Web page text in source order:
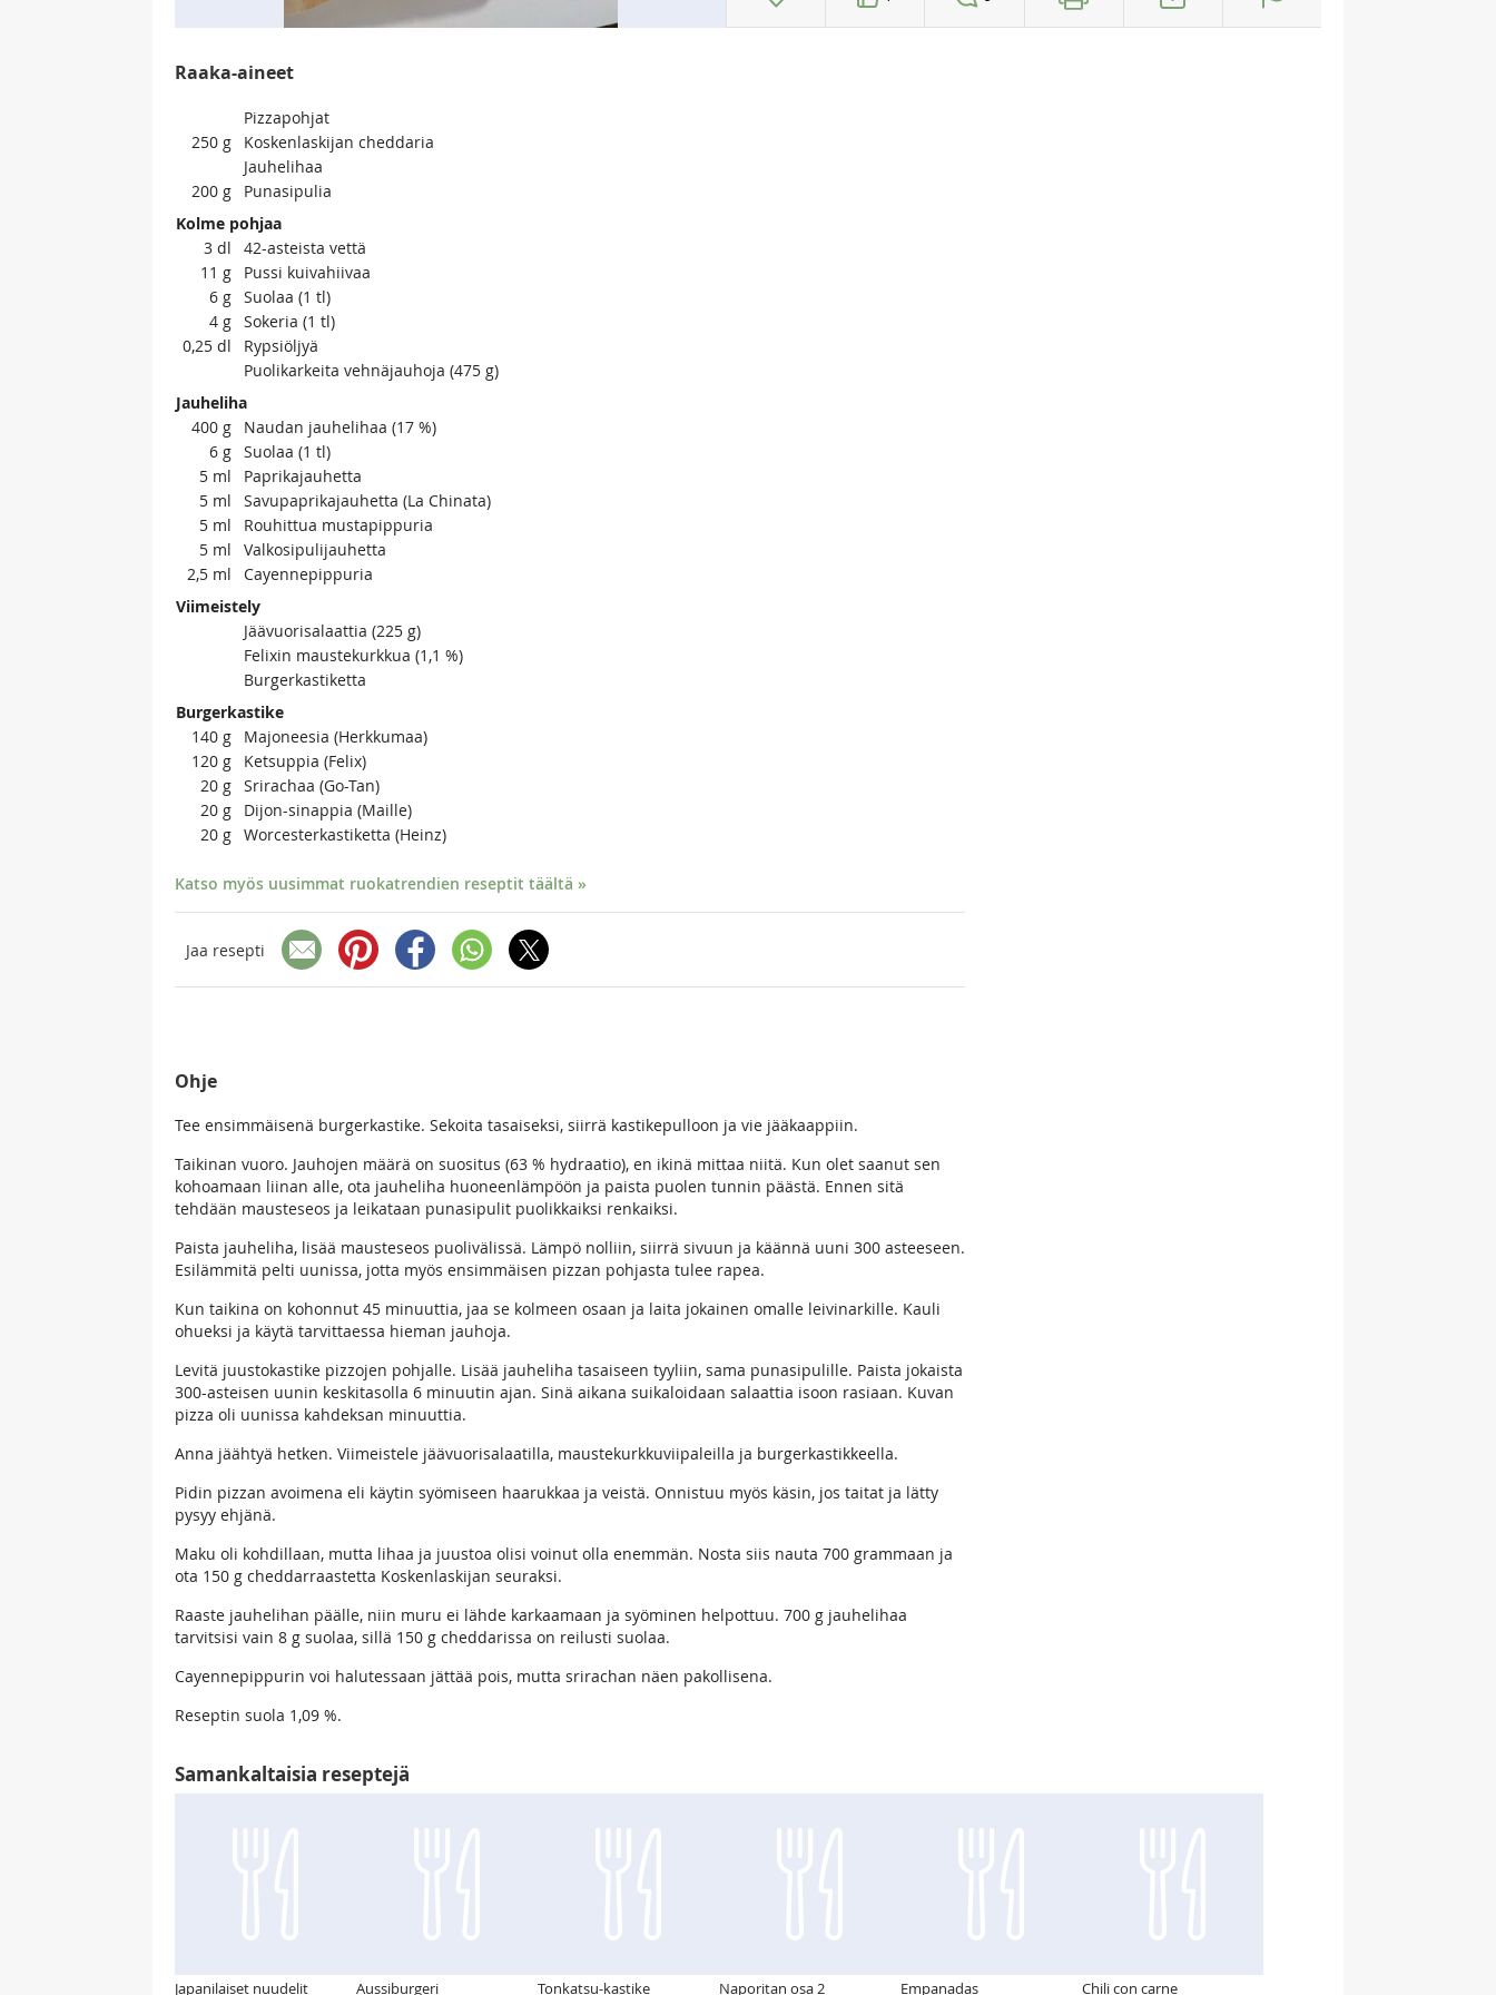
Raaka-aineet
Pizzapohjat
250 g
Koskenlaskijan cheddaria
Jauhelihaa
200 g
Punasipulia
Kolme pohjaa
3 dl
42-asteista vettä
11 g
Pussi kuivahiivaa
6 g Suolaa (1 tl)
4 g Sokeria (1 tl)
0,25 dl
Rypsiöljyä
Puolikarkeita vehnäjauhoja (475 g)
Jauheliha
400 g
Naudan jauhelihaa (17 %)
6 g Suolaa (1 tl)
5 ml
Paprikajauhetta
5 ml
Savupaprikajauhetta (La Chinata)
5 ml
Rouhittua mustapippuria
5 ml
Valkosipulijauhetta
2,5 ml
Cayennepippuria
Viimeistely
Jäävuorisalaattia (225 g)
Felixin maustekurkkua (1,1 %)
Burgerkastiketta
Burgerkastike
140 g
Majoneesia (Herkkumaa)
120 g
Ketsuppia (Felix)
20 g Srirachaa (Go-Tan)
20 g
Dijon-sinappia (Maille)
20 g Worcesterkastiketta (Heinz)
Katso myös uusimmat ruokatrendien reseptit täältä »
Jaa resepti
Ohje
Tee ensimmäisenä burgerkastike. Sekoita tasaiseksi, siirrä kastikepulloon ja vie jääkaappiin.
Taikinan vuoro. Jauhojen määrä on suositus (63 % hydraatio), en ikinä mittaa niitä. Kun olet saanut sen
kohoamaan liinan alle, ota jauheliha huoneenlämpöön ja paista puolen tunnin päästä. Ennen sitä
tehdään mausteseos ja leikataan punasipulit puolikkaiksi renkaiksi.
Paista jauheliha, lisää mausteseos puolivälissä. Lämpö nolliin, siirrä sivuun ja käännä uuni 300 asteeseen.
Esilämmitä pelti uunissa, jotta myös ensimmäisen pizzan pohjasta tulee rapea.
Kun taikina on kohonnut 45 minuuttia, jaa se kolmeen osaan ja laita jokainen omalle leivinarkille. Kauli
ohueksi ja käytä tarvittaessa hieman jauhoja.
Levitä juustokastike pizzojen pohjalle. Lisää jauheliha tasaiseen tyyliin, sama punasipulille. Paista jokaista
300-asteisen uunin keskitasolla 6 minuutin ajan. Sinä aikana suikaloidaan salaattia isoon rasiaan. Kuvan
pizza oli uunissa kahdeksan minuuttia.
Anna jäähtyä hetken. Viimeistele jäävuorisalaatilla, maustekurkkuviipaleilla ja burgerkastikkeella.
Pidin pizzan avoimena eli käytin syömiseen haarukkaa ja veistä. Onnistuu myös käsin, jos taitat ja lätty
pysyy ehjänä.
Maku oli kohdillaan, mutta lihaa ja juustoa olisi voinut olla enemmän. Nosta siis nauta 700 grammaan ja
ota 150 g cheddarraastetta Koskenlaskijan seuraksi.
Raaste jauhelihan päälle, niin muru ei lähde karkaamaan ja syöminen helpottuu. 700 g jauhelihaa
tarvitsisi vain 8 g suolaa, sillä 150 g cheddarissa on reilusti suolaa.
Cayennepippurin voi halutessaan jättää pois, mutta srirachan näen pakollisena.
Reseptin suola 1,09 %.
Samankaltaisia reseptejä
Japanilaiset nuudelit Aussiburgeri Tonkatsu-kastike Naporitan osa 2 Empanadas Chili con carne